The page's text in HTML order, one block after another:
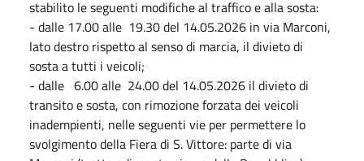
stabilito le seguenti modifiche al traffico e alla sosta:
- dalle 17.00 alle 19.30 del 14.05.2026 in via Marconi,
lato destro rispetto al senso di marcia, il divieto di
sosta a tutti i veicoli;
- dalle 6.00 alle 24.00 del 14.05.2026 il divieto di
transito e sosta, con rimozione forzata dei veicoli
inadempienti, nelle seguenti vie per permettere lo
svolgimento della Fiera di S. Vittore: parte di via